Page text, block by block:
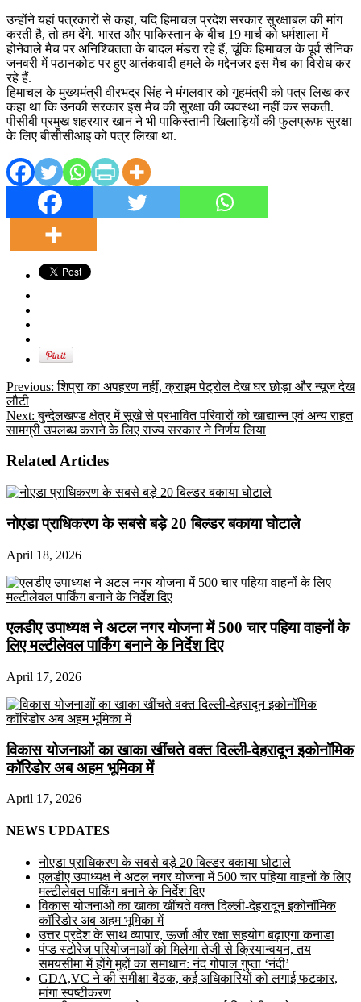
उन्होंने यहां पत्रकारों से कहा, यदि हिमाचल प्रदेश सरकार सुरक्षाबल की मांग
करती है, तो हम देंगे. भारत और पाकिस्तान के बीच 19 मार्च को धर्मशाला में
होनेवाले मैच पर अनिश्चितता के बादल मंडरा रहे हैं, चूंकि हिमाचल के पूर्व सैनिक
जनवरी में पठानकोट पर हुए आतंकवादी हमले के मद्देनजर इस मैच का विरोध कर
रहे हैं.
हिमाचल के मुख्यमंत्री वीरभद्र सिंह ने मंगलवार को गृहमंत्री को पत्र लिख कर
कहा था कि उनकी सरकार इस मैच की सुरक्षा की व्यवस्था नहीं कर सकती.
पीसीबी प्रमुख शहरयार खान ने भी पाकिस्तानी खिलाड़ियों की फुलप्रूफ सुरक्षा
के लिए बीसीसीआइ को पत्र लिखा था.
Previous: शिप्रा का अपहरण नहीं, क्राइम पेट्रोल देख घर छोड़ा और न्यूज देख
लौटी
Next: बुन्देलखण्ड क्षेत्र में सूखे से प्रभावित परिवारों को खाद्यान्न एवं अन्य राहत
सामग्री उपलब्ध कराने के लिए राज्य सरकार ने निर्णय लिया
Related Articles
नोएडा प्राधिकरण के सबसे बड़े 20 बिल्डर बकाया घोटाले
April 18, 2026
एलडीए उपाध्यक्ष ने अटल नगर योजना में 500 चार पहिया वाहनों के
लिए मल्टीलेवल पार्किंग बनाने के निर्देश दिए
April 17, 2026
विकास योजनाओं का खाका खींचते वक्त दिल्ली-देहरादून इकोनॉमिक
कॉरिडोर अब अहम भूमिका में
April 17, 2026
NEWS UPDATES
नोएडा प्राधिकरण के सबसे बड़े 20 बिल्डर बकाया घोटाले
एलडीए उपाध्यक्ष ने अटल नगर योजना में 500 चार पहिया वाहनों के लिए
मल्टीलेवल पार्किंग बनाने के निर्देश दिए
विकास योजनाओं का खाका खींचते वक्त दिल्ली-देहरादून इकोनॉमिक
कॉरिडोर अब अहम भूमिका में
उत्तर प्रदेश के साथ व्यापार, ऊर्जा और रक्षा सहयोग बढ़ाएगा कनाडा
पंप्ड स्टोरेज परियोजनाओं को मिलेगा तेजी से क्रियान्वयन, तय
समयसीमा में होंगे मुद्दों का समाधान: नंद गोपाल गुप्ता ‘नंदी’
GDA,VC ने की समीक्षा बैठक, कई अधिकारियों को लगाई फटकार,
मांगा स्पष्टीकरण